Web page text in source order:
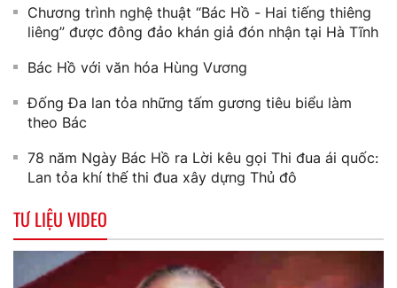
Chương trình nghệ thuật “Bác Hồ - Hai tiếng thiêng
liêng” được đông đảo khán giả đón nhận tại Hà Tĩnh
Bác Hồ với văn hóa Hùng Vương
Đống Đa lan tỏa những tấm gương tiêu biểu làm
theo Bác
78 năm Ngày Bác Hồ ra Lời kêu gọi Thi đua ái quốc:
Lan tỏa khí thế thi đua xây dựng Thủ đô
TƯ LIỆU VIDEO